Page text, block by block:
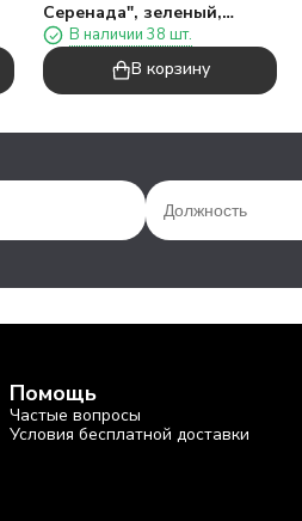
Серенада", зеленый,
калибр 135", 40сек, 11,5см)
В наличии 38 шт.
В корзину
Помощь
Частые вопросы
Условия бесплатной доставки